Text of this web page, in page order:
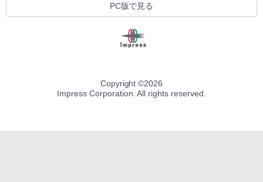
PC版で見る
Copyright ©2026
Impress Corporation. All rights reserved.